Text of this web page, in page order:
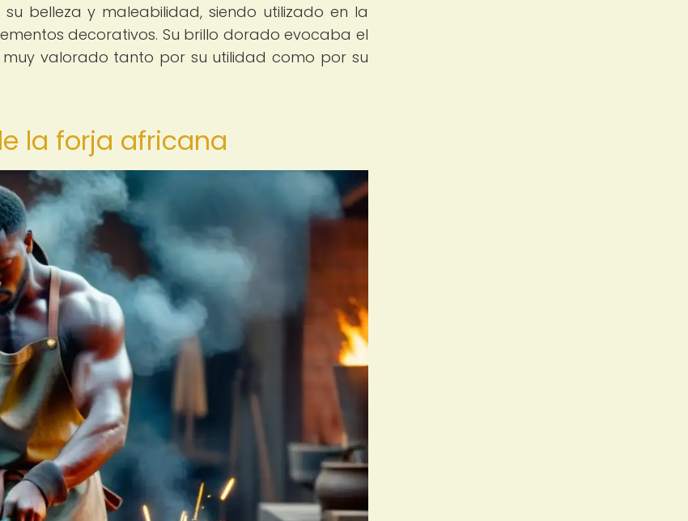
belleza y maleabilidad, siendo utilizado en la
decorativos. Su brillo dorado evocaba el
valorado tanto por su utilidad como por su
la forja africana